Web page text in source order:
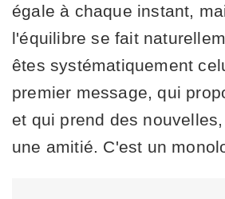
égale à chaque instant,
l'équilibre se fait
êtes systématiquement
premier message, qui
et qui prend des
une amitié. C'est un